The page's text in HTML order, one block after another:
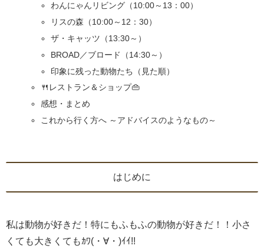
わんにゃんリビング（10:00～13：00）
リスの森（10:00～12：30）
ザ・キャッツ（13:30～）
BROAD／ブロード（14:30～）
印象に残った動物たち（見た順）
🍴レストラン＆ショップ👜
感想・まとめ
これから行く方へ ～アドバイスのようなもの～
はじめに
私は動物が好きだ！特にもふもふの動物が好きだ！！小さ
くても大きくてもｶﾜ(・∀・)ｲｲ!!